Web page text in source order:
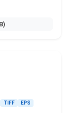
TIFF EPS